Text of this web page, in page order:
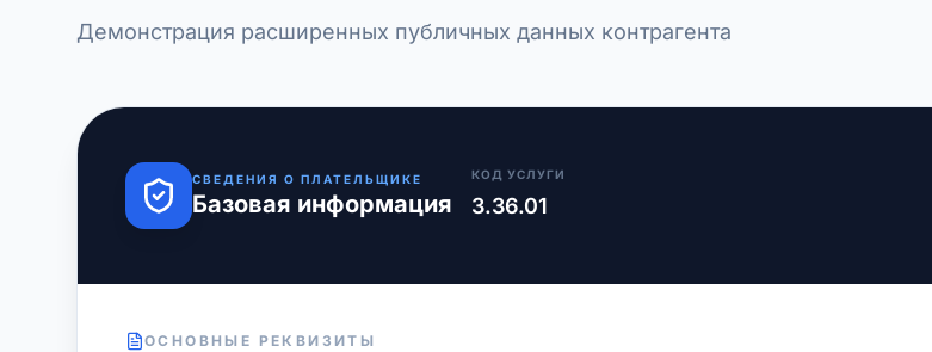
Демонстрация расширенных публичных данных контрагента
СВЕДЕНИЯ О ПЛАТЕЛЬЩИКЕ
Базовая информация
КОД УСЛУГИ
3.36.01
ОСНОВНЫЕ РЕКВИЗИТЫ